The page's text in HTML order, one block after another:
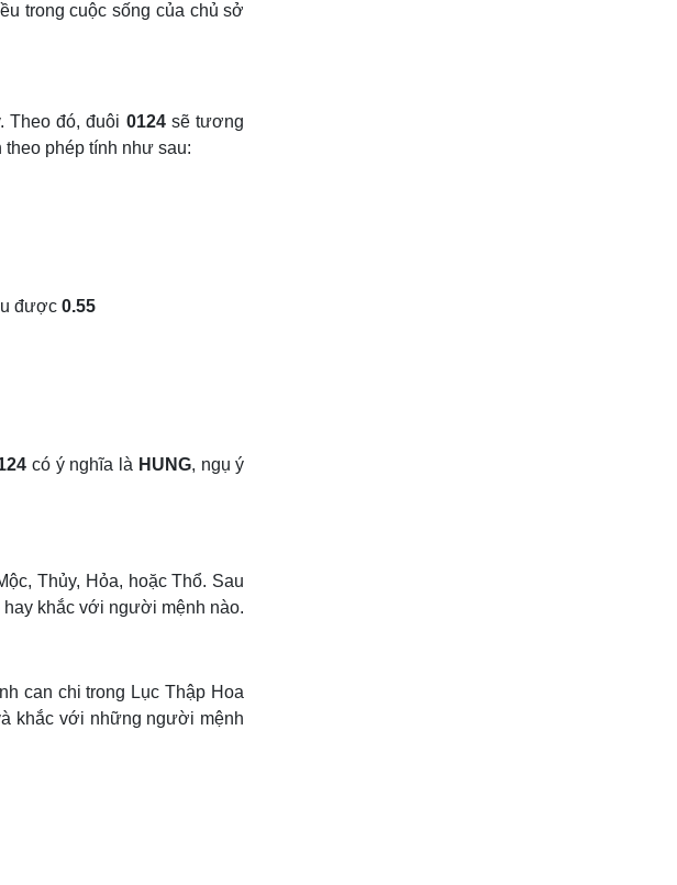
trong cuộc sống của chủ sở
Theo đó, đuôi 0124sẽ tương
phép tính như sau:
được 0.55
có ý nghĩa là HUNG, ngụ ý
Thủy, Hỏa, hoặc Thổ. Sau
hay khắc với người mệnh nào.
can chi trong Lục Thập Hoa
khắc với những người mệnh